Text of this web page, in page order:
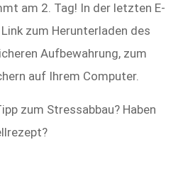
am 2. Tag! In der letzten E-
zum Herunterladen des
Aufbewahrung, zum
auf Ihrem Computer.
zum Stressabbau? Haben